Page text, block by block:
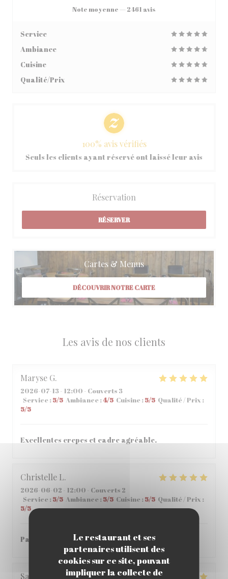
Le restaurant et ses
partenaires utilisent des
cookies sur ce site, pouvant
impliquer la collecte de
Les avis de nos clients
Maryse G
2026-07-13- 12:00 - Couverts 3
Service :5/5 Ambiance :4/5 Cuisine :5/5 Qualité / Prix :
5/5
Excellentes crepes et cadre agréable.
Christelle L
2026-06-02 - 12:00 - Couverts 2
Service :5/5 Ambiance :5/5 Cuisine :5/5 Qualité / Prix :
5/5
Parfait , accueil et repas parfait
Sabria
Note moyenne —2461 avis
Service
Ambiance
Cuisine
Qualité/Prix
100% avis vérifiés
Seuls les clients ayant réservé ont laissé leur avis
Réservation
RÉSERVER
Cartes & Menus
DÉCOUVRIR NOTRE CARTE